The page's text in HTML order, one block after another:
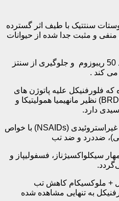
سنتتیک با طیف اثر گسترده
و مثبت جدا شده از حیوانات
فلورفنیکل‌ ‌با اتصال به تحت واحد 50 ‌ریبوزوم و جلوگیری از سنتز
می کند .
فلورفنیکل علیه پاتوژن های
ایجادکننده بیماری تنفسی گاوها‌ (BRD) نظیر مانهیمیا همولیتیکا و
دارد.
ملوکسیکام‌ ‌یک داروی ضدالتهاب‌ غیراستروئیدی (NSAIDs) با خواص
ضددرد و ضد تب
سیکلواکسیژناز، فسفولیپاز‌ و
+ ملوکسیکام کاهش تب
به تنهایی مشاهده شده